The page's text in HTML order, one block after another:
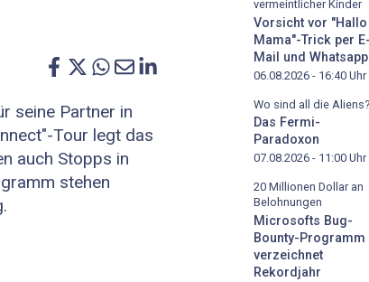
seine Partner in
Tour legt das
auch Stopps in
stehen
vermeintlicher Kinder
Vorsicht vor "Hallo
Mama"-Trick per E-
Mail und Whatsapp
06.08.2026 - 16:40 Uhr
Wo sind all die Aliens?
Das Fermi-
Paradoxon
07.08.2026 - 11:00 Uhr
20 Millionen Dollar an
Belohnungen
Microsofts Bug-
Bounty-Programm
verzeichnet
Rekordjahr